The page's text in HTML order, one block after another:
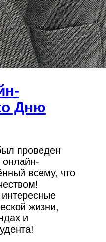
Дню
проведен
онлайн-
всему, что
жизни,
и